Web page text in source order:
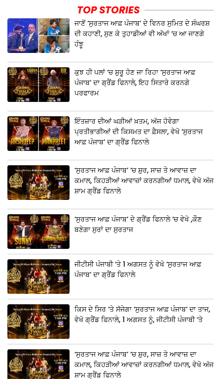
TOP STORIES
ਜਾਣੋਂ ‘ਸੁਰਤਾਜ ਆਫ਼ ਪੰਜਾਬ’ ਦੇ ਵਿਨਰ ਸੁਮਿਤ ਦੇ ਸੰਘਰਸ਼
ਦੀ ਕਹਾਣੀ, ਸੁਣ ਕੇ ਤੁਹਾਡੀਆਂ ਵੀ ਅੱਖਾਂ ‘ਚ ਆ ਜਾਣਗੇ
ਹੰਝੂ
ਕੁਝ ਹੀ ਪਲਾਂ ‘ਚ ਸ਼ੁਰੂ ਹੋਣ ਜਾ ਰਿਹਾ ‘ਸੁਰਤਾਜ ਆਫ਼
ਪੰਜਾਬ’ ਦਾ ਗ੍ਰੈਂਡ ਫਿਨਾਲੇ, ਇਹ ਸਿਤਾਰੇ ਕਰਨਗੇ
ਪਰਫਾਰਮ
ਇੰਤਜ਼ਾਰ ਦੀਆਂ ਘੜੀਆਂ ਖ਼ਤਮ, ਅੱਜ ਹੋਵੇਗਾ
ਪ੍ਰਤੀਭਾਗੀਆਂ ਦੀ ਕਿਸਮਤ ਦਾ ਫ਼ੈਸਲਾ, ਵੇਖੋ ‘ਸੁਰਤਾਜ
ਆਫ਼ ਪੰਜਾਬ’ ਦਾ ਗ੍ਰੈਂਡ ਫਿਨਾਲੇ
‘ਸੁਰਤਾਜ ਆਫ਼ ਪੰਜਾਬ’ ‘ਚ ਸ਼ੁਰ, ਸਾਜ਼ ਤੇ ਆਵਾਜ਼ ਦਾ
ਕਮਾਲ, ਕਿਹੜੀਆਂ ਆਵਾਜ਼ਾਂ ਕਰਨਗੀਆਂ ਧਮਾਲ, ਵੇਖੋ ਅੱਜ
ਸ਼ਾਮ ਗ੍ਰੈਂਡ ਫਿਨਾਲੇ
‘ਸੁਰਤਾਜ ਆਫ਼ ਪੰਜਾਬ’ ਦੇ ਗ੍ਰੈਂਡ ਫਿਨਾਲੇ ‘ਚ ਵੇਖੋ ,ਕੌਣ
ਬਣੇਗਾ ਸੁਰਾਂ ਦਾ ਸੁਰਤਾਜ
ਜੀਟੀਸੀ ਪੰਜਾਬੀ ‘ਤੇ 1 ਅਗਸਤ ਨੂੰ ਵੇਖੋ ‘ਸੁਰਤਾਜ ਆਫ਼
ਪੰਜਾਬ’ ਦਾ ਗ੍ਰੈਂਡ ਫਿਨਾਲੇ
ਕਿਸ ਦੇ ਸਿਰ ‘ਤੇ ਸੱਜੇਗਾ ‘ਸੁਰਤਾਜ ਆਫ਼ ਪੰਜਾਬ’ ਦਾ ਤਾਜ,
ਵੇਖੋ ਗ੍ਰੈਂਡ ਫਿਨਾਲੇ, 1 ਅਗਸਤ ਨੂੰ, ਜੀਟੀਸੀ ਪੰਜਾਬੀ ‘ਤੇ
‘ਸੁਰਤਾਜ ਆਫ਼ ਪੰਜਾਬ’ ‘ਚ ਸ਼ੁਰ, ਸਾਜ਼ ਤੇ ਆਵਾਜ਼ ਦਾ
ਕਮਾਲ, ਕਿਹੜੀਆਂ ਆਵਾਜ਼ਾਂ ਕਰਨਗੀਆਂ ਧਮਾਲ, ਵੇਖੋ ਅੱਜ
ਸ਼ਾਮ ਗ੍ਰੈਂਡ ਫਿਨਾਲੇ